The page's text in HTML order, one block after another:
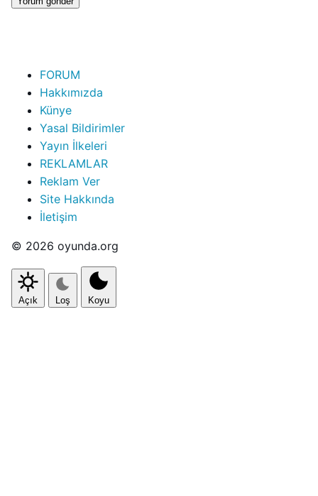
FORUM
Hakkımızda
Künye
Yasal Bildirimler
Yayın İlkeleri
REKLAMLAR
Reklam Ver
Site Hakkında
İletişim
© 2026 oyunda.org
Açık Loş Koyu